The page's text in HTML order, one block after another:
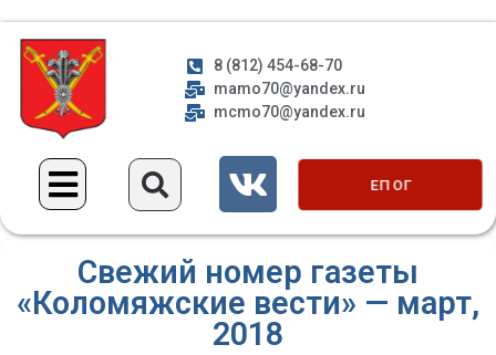
8 (812) 454-68-70
mamo70@yandex.ru
mcmo70@yandex.ru
ЕП ОГ
Свежий номер газеты
«Коломяжские вести» — март,
2018